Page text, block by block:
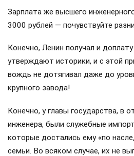
Зарплата же высшего
3000 рублей — почувствуйте
Конечно, Ленин получал и
утверждают историки, и с этой
вождь не дотягивал даже до
крупного завода!
Конечно, у главы государства, в
инженера, были служебные
которые достались ему «по
семьи. Во всяком случае, их не